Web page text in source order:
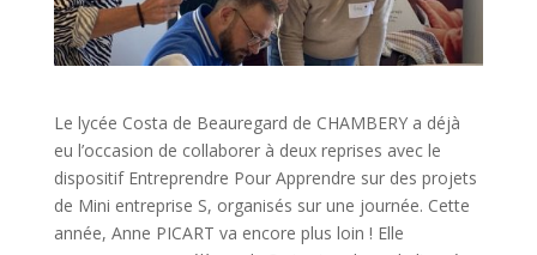
Le lycée Costa de Beauregard de CHAMBERY a déjà
eu l’occasion de collaborer à deux reprises avec le
dispositif Entreprendre Pour Apprendre sur des projets
de Mini entreprise S, organisés sur une journée. Cette
année, Anne PICART va encore plus loin ! Elle